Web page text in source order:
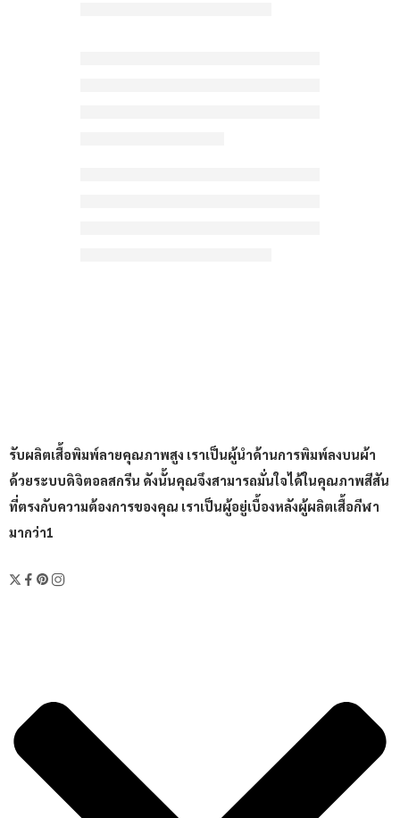
รับผลิตเสื้อพิมพ์ลายคุณภาพสูง เราเป็นผู้นำด้านการพิมพ์ลงบนผ้า
ด้วยระบบดิจิตอลสกรีน ดังนั้นคุณจึงสามารถมั่นใจได้ในคุณภาพสีสัน
ที่ตรงกับความต้องการของคุณ เราเป็นผู้อยู่เบื้องหลังผู้ผลิตเสื้อกีฬา
มากว่า1